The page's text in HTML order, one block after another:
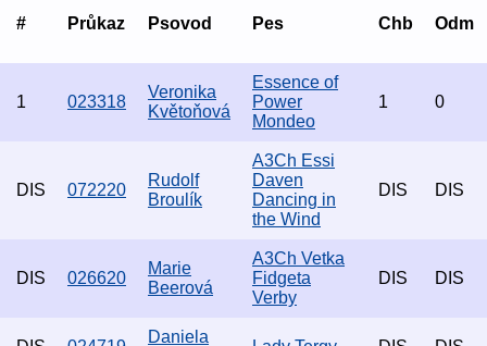
# Průkaz Psovod Pes Chb Odm
1 023318
Veronika
Květoňová
Essence of
Power
Mondeo
1 0
DIS 072220
Rudolf
Broulík
A3Ch Essi
Daven
Dancing in
the Wind
DIS DIS
DIS 026620
Marie
Beerová
A3Ch Vetka
Fidgeta
Verby
DIS DIS
Daniela